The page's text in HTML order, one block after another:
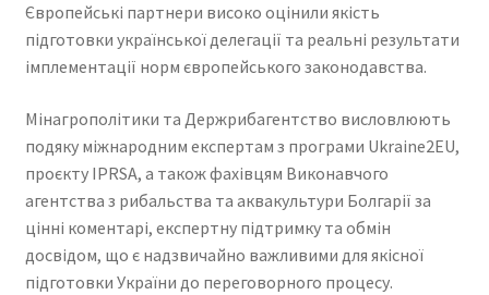
Європейські партнери високо оцінили якість
підготовки української делегації та реальні результати
імплементації норм європейського законодавства.
Мінагрополітики та Держрибагентство висловлюють
подяку міжнародним експертам з програми Ukraine2EU,
проєкту IPRSA, а також фахівцям Виконавчого
агентства з рибальства та аквакультури Болгарії за
цінні коментарі, експертну підтримку та обмін
досвідом, що є надзвичайно важливими для якісної
підготовки України до переговорного процесу.